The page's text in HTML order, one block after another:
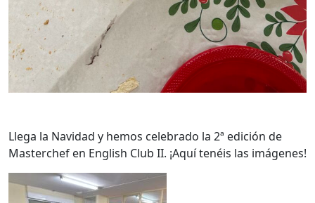
Llega la Navidad y hemos celebrado la 2ª edición de
Masterchef en English Club II. ¡Aquí tenéis las imágenes!